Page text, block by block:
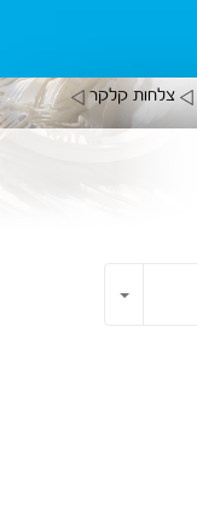
צלחות קלקר
Dropdown